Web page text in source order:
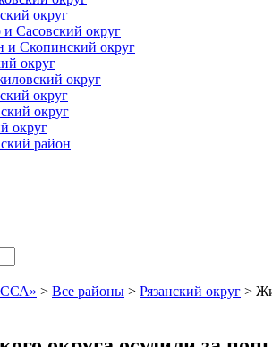
округ
и Сасовский округ
и Скопинский округ
округ
округ
округ
округ
округ
район
> Все районы > Рязанский округ >